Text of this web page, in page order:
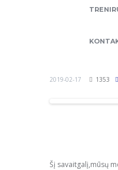
2019-02-17 1353
Šį savaitgalį,mūsų